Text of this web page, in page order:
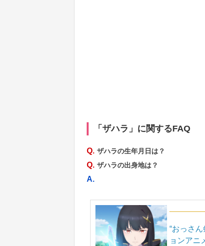
「ザハラ」に関するFAQ
Q. ザハラの生年月日は？
Q. ザハラの出身地は？
A.
“おっさ
ョンアニ